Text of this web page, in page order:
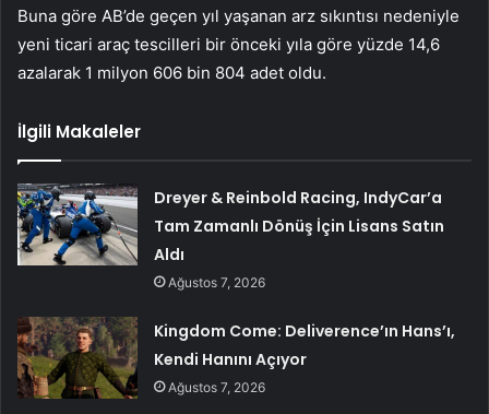
Buna göre AB’de geçen yıl yaşanan arz sıkıntısı nedeniyle
yeni ticari araç tescilleri bir önceki yıla göre yüzde 14,6
azalarak 1 milyon 606 bin 804 adet oldu.
İlgili Makaleler
Dreyer & Reinbold Racing, IndyCar’a
Tam Zamanlı Dönüş İçin Lisans Satın
Aldı
Ağustos 7, 2026
Kingdom Come: Deliverence’ın Hans’ı,
Kendi Hanını Açıyor
Ağustos 7, 2026